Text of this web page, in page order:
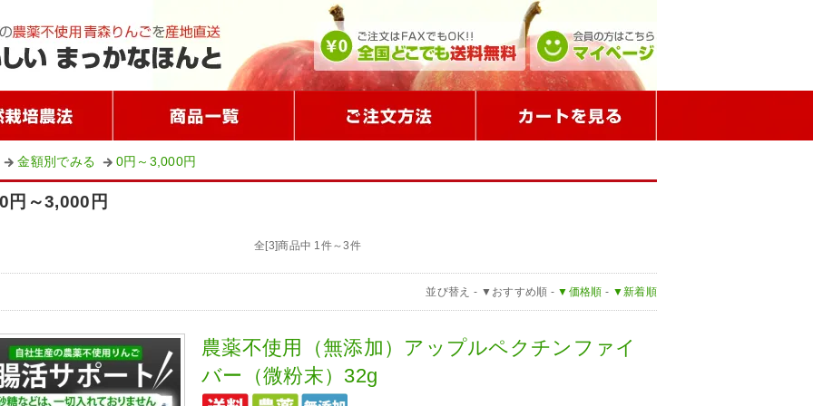
金額別でみる 0円～3,000円
0円～3,000円
全[3]商品中 1件～3件
並び替え - ▼おすすめ順 - ▼価格順 - ▼新着順
農薬不使用（無添加）アップルペクチンファイ
バー（微粉末）32g